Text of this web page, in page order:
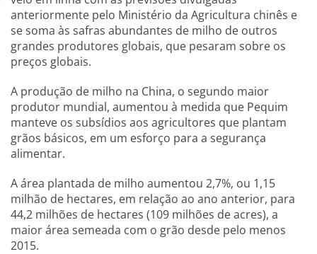
anteriormente pelo Ministério da Agricultura chinês e
se soma às safras abundantes de milho de outros
grandes produtores globais, que pesaram sobre os
preços globais.
A produção de milho na China, o segundo maior
produtor mundial, aumentou à medida que Pequim
manteve os subsídios aos agricultores que plantam
grãos básicos, em um esforço para a segurança
alimentar.
A área plantada de milho aumentou 2,7%, ou 1,15
milhão de hectares, em relação ao ano anterior, para
44,2 milhões de hectares (109 milhões de acres), a
maior área semeada com o grão desde pelo menos
2015.